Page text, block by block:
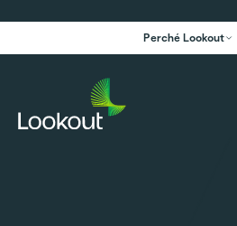
Perché Lookout